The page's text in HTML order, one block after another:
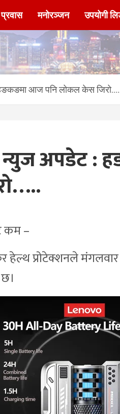
पहिलो
प्रवास मनोरञ्जन उपयोगी
आज पनि लोकल केस
अपडेट :
कम –
प्रोटेक्शनले मंगलवार